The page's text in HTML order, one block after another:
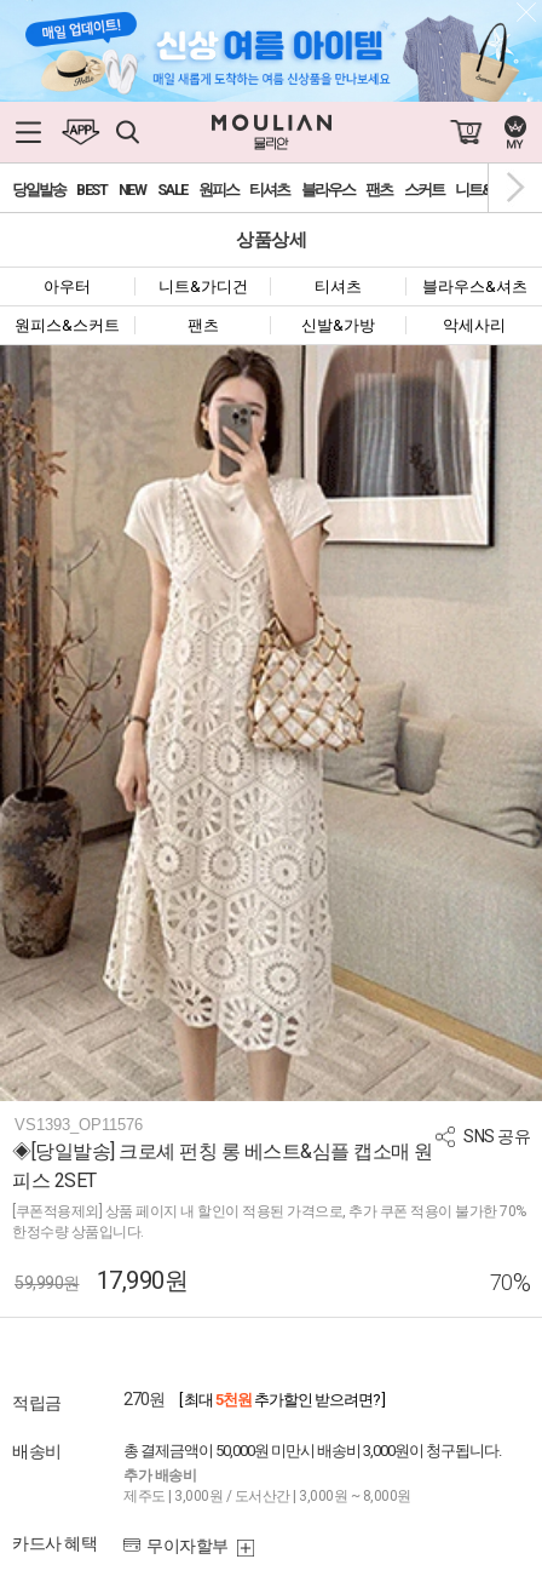
0
당일발송 BEST NEW SALE 원피스 티셔츠 블라우스 팬츠 스커트 니트&가디건
상품상세
아우터 니트&가디건 티셔츠 블라우스&셔츠
원피스&스커트 팬츠 신발&가방 악세사리
SNS 공유
VS1393_OP11576
◈[당일발송] 크로셰 펀칭 롱 베스트&심플 캡소매 원
피스 2SET
[쿠폰적용제외] 상품 페이지 내 할인이 적용된 가격으로, 추가 쿠폰 적용이 불가한 70%
한정수량 상품입니다.
59,990원 17,990원 70%
적립금 270원 [ 최대 5천원 추가할인 받으려면? ]
배송비 총 결제금액이 50,000원 미만시 배송비 3,000원이 청구됩니다.
추가 배송비
제주도 | 3,000원 / 도서산간 | 3,000원 ~ 8,000원
카드사 혜택 무이자할부